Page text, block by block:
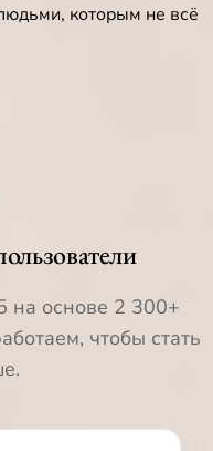
которым не всё
на основе 2 300+
чтобы стать